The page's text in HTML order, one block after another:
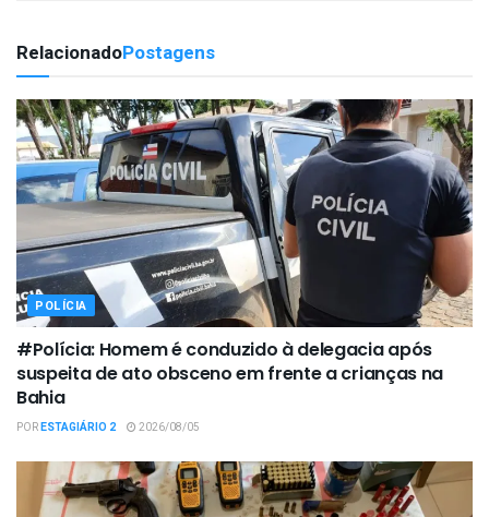
RelacionadoPostagens
POLÍCIA
#Polícia: Homem é conduzido à delegacia após
suspeita de ato obsceno em frente a crianças na
Bahia
PORESTAGIÁRIO 2 2026/08/05